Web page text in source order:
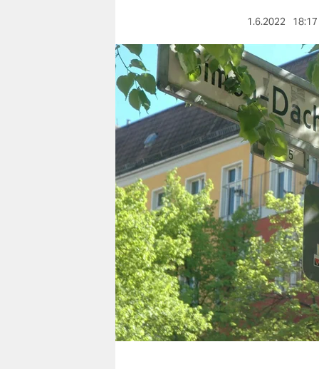
berlin
nord
wahrheit
verlag
verlag
veranstaltungen
shop
fragen & hilfe
unterstützen
abo
genossenschaft
1.6.2022